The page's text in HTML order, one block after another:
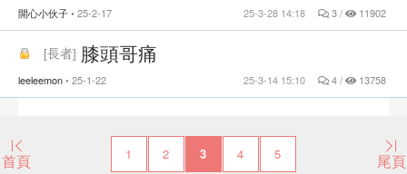
開心小伙子 25-2-17 3 / 11902
25-3-28 14:18
[長者] 膝頭哥痛
leeleemon 25-1-22 4 / 13758
25-3-14 15:10
首頁 1 2 3 4 5 尾頁